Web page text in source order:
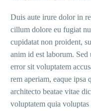
Duis aute irure dolor in
cillum dolore eu fugiat
cupidatat non proident,
anim id est laborum. Sed
error sit voluptatem
rem aperiam, eaque ipsa
architecto beatae vitae
voluptatem quia